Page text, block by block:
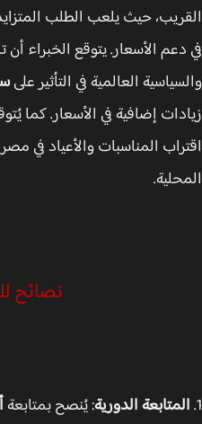
حيث يلعب الطلب المتزايد
الأسعار. يتوقع الخبراء أن
العالمية في التأثير على
إضافية في الأسعار. كما
المناسبات والأعياد في
نصائح
الدورية: يُنصح بمتابعة